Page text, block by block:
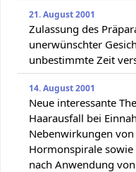
21. August 2001
Zulassung des
unerwünschter
unbestimmte Zeit
14. August 2001
Neue interessante
Haarausfall bei
Nebenwirkungen
Hormonspirale
nach Anwendung